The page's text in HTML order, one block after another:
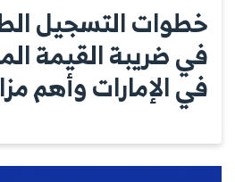
خطوات التسجيل
في ضريبة القيمة
في الإمارات وأهم